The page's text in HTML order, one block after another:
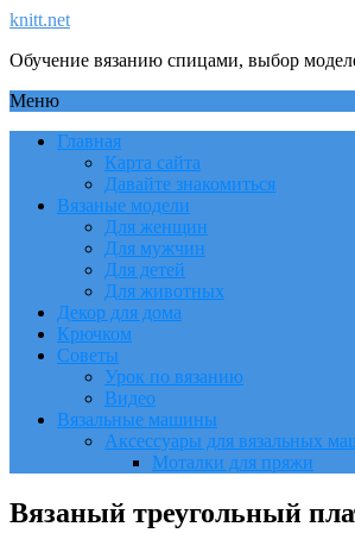
knitt.net
Обучение вязанию спицами, выбор
Меню
Главная
Карта сайта
Давайте знакомиться
Вязаные модели
Для женщин
Для мужчин
Для детей
Для животных
Декор для дома
Крючком
Советы
Урок по вязанию
Видео
Вязальные машины
Аксессуары для вязальных
Моталки для пряжи
Вязаный треугольный